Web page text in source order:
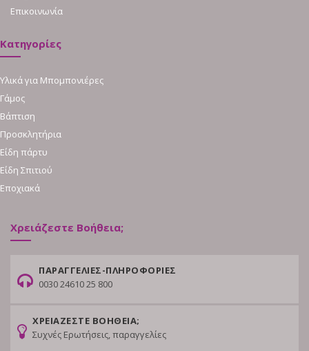
Επικοινωνία
Κατηγορίες
Υλικά για Μπομπονιέρες
Γάμος
Βάπτιση
Προσκλητήρια
Είδη πάρτυ
Είδη Σπιτιού
Εποχιακά
Χρειάζεστε Βοήθεια;
ΠΑΡΑΓΓΕΛΙΕΣ-ΠΛΗΡΟΦΟΡΙΕΣ
0030 24610 25 800
ΧΡΕΙΑΖΕΣΤΕ ΒΟΗΘΕΙΑ;
Συχνές Ερωτήσεις, παραγγελίες